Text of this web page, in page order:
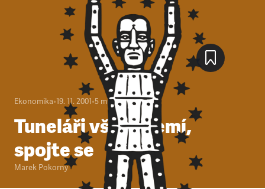
Ekonomika•19. 11. 2001•5 minut
Tuneláři všech zemí,
spojte se
Marek Pokorný